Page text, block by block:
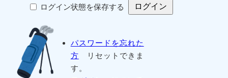
ログイン状態を保存する
パスワードを忘れた
方 リセットできま
す。